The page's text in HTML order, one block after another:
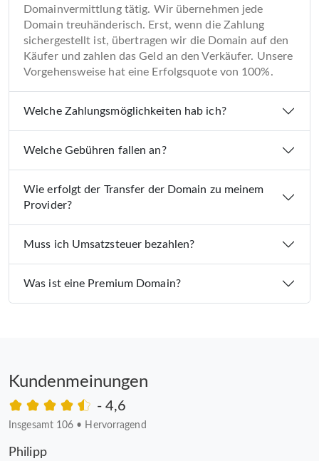
Domainvermittlung tätig. Wir übernehmen jede
Domain treuhänderisch. Erst, wenn die Zahlung
sichergestellt ist, übertragen wir die Domain auf den
Käufer und zahlen das Geld an den Verkäufer. Unsere
Vorgehensweise hat eine Erfolgsquote von 100%.
Welche Zahlungsmöglichkeiten hab ich?
Welche Gebühren fallen an?
Wie erfolgt der Transfer der Domain zu meinem
Provider?
Muss ich Umsatzsteuer bezahlen?
Was ist eine Premium Domain?
Kundenmeinungen
- 4,6
Insgesamt 106 • Hervorragend
Philipp